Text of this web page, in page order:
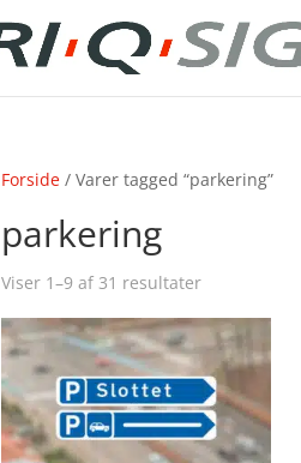
Forside / Varer tagged “parkering”
parkering
Viser 1–9 af 31 resultater